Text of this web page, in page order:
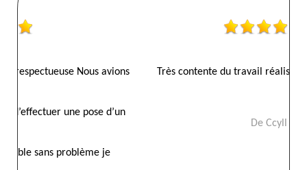
Très contente du travail réalisé. Rapide et efficace